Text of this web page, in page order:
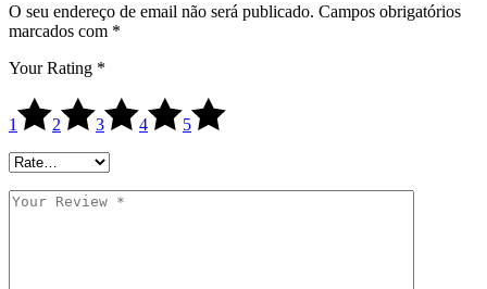
O seu endereço de email não será publicado. Campos obrigatórios
marcados com *
Your Rating *
1 2 3 4 5